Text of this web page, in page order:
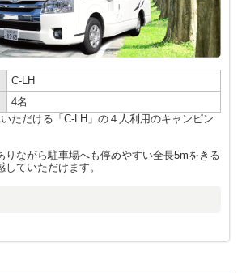
C-LH
4名
ただける「C-LH」の４人利用のキャンピン
りながら駐車場へも停めやすい全長5mをきる
ていただけます。